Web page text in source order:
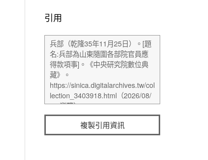
引用
複製引用資訊